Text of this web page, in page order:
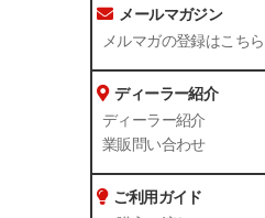
メールマガジン
メルマガの登録はこちら
ディーラー紹介
ディーラー紹介
業販問い合わせ
ご利用ガイド